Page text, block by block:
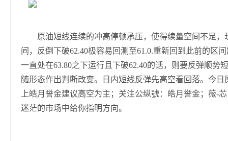
原油短线连续的冲高停顿承压，使得续量空间不足，
间，反倒下破62.40极容易回测至61.0.重新回到此前的区
一直处在63.80之下运行且下破62.40的话，则要反弹顺
随形态作出判断改变。日内短线反弹先高空看回落。今日
上皓月誉金建议高空为主；关注公纵號：皓月誉金；薇-
迷茫的市场中给你指明方向。